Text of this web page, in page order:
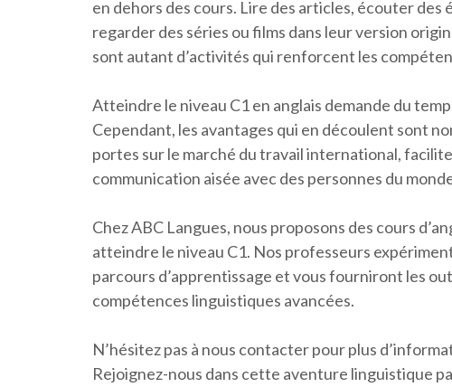
en dehors des cours. Lire des articles, écouter des
regarder des séries ou films dans leur version
sont autant d’activités qui renforcent les
Atteindre le niveau C1 en anglais demande du
Cependant, les avantages qui en découlent sont
portes sur le marché du travail international,
communication aisée avec des personnes du
Chez ABC Langues, nous proposons des cours
atteindre le niveau C1. Nos professeurs
parcours d’apprentissage et vous fourniront les
compétences linguistiques avancées.
N’hésitez pas à nous contacter pour plus
Rejoignez-nous dans cette aventure linguistique